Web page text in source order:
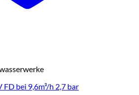
FD bei 9,6m³/h 2,7 bar